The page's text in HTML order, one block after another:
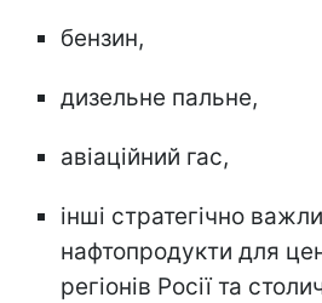
бензин,
дизельне пальне,
авіаційний гас,
інші стратегічно
нафтопродукти для
регіонів Росії та